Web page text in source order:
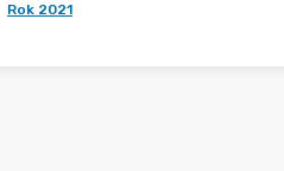
Rok 2021